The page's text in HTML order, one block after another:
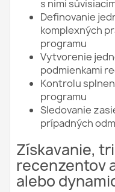
s nimi
Definovanie
komplexných
programu
Vytvorenie
podmienkami
Kontrolu
programu
Sledovanie
prípadných
Získavanie,
recenzentov
alebo